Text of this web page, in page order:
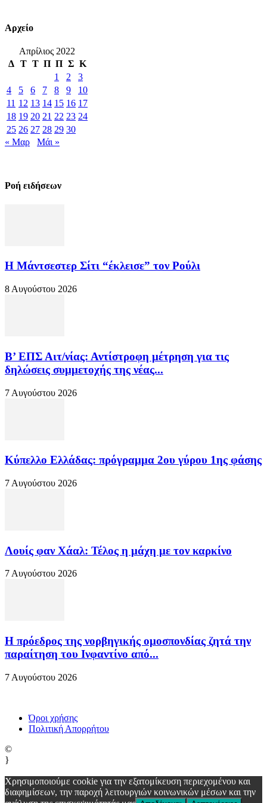
Αρχείο
Απρίλιος 2022
Δ Τ Τ Π Π Σ Κ
1
2
3
4
5 6 7 8 9
10
11 12 13 14 15 16 17
18 19 20 21 22 23 24
25 26 27 28 29 30
« Μαρ
Μάι »
Ροή ειδήσεων
Η Μάντσεστερ Σίτι “έκλεισε” τον Ρούλι
8 Αυγούστου 2026
Β’ ΕΠΣ Αιτ/νίας: Αντίστροφη μέτρηση για τις
δηλώσεις συμμετοχής της νέας...
7 Αυγούστου 2026
Κύπελλο Ελλάδας: πρόγραμμα 2ου γύρου 1ης φάσης
7 Αυγούστου 2026
Λουίς φαν Χάαλ: Τέλος η μάχη με τον καρκίνο
7 Αυγούστου 2026
Η πρόεδρος της νορβηγικής ομοσπονδίας ζητά την
παραίτηση του Ινφαντίνο από...
7 Αυγούστου 2026
Όροι χρήσης
Πολιτική Απορρήτου
©
}
Χρησιμοποιούμε cookie για την εξατομίκευση περιεχομένου και
διαφημίσεων, την παροχή λειτουργιών κοινωνικών μέσων και την